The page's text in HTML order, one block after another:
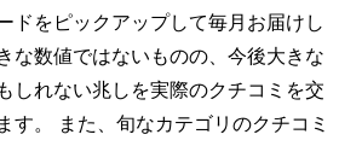
ドをピックアップして毎月お届けし
な数値ではないものの、今後大きな
しれない兆しを実際のクチコミを交
す。 また、旬なカテゴリのクチコミ